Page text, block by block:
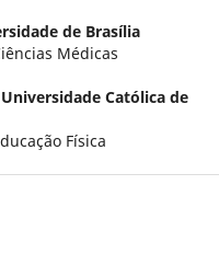
de Brasília
Médicas
Universidade Católica de
Física